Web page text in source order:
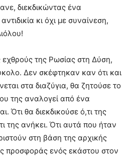
διεκδικώντας ένα
κι όχι με συναίνεση,
της Ρωσίας στη Δύση,
Δεν σκέφτηκαν καν ότι και
στα διαζύγια, θα ζητούσε το
της αναλογεί από ένα
Ότι θα διεκδικούσε ό,τι της
της ανήκει. Ότι αυτά που ήταν
στη βάση της αρχικής
προσφοράς ενός εκάστου στον